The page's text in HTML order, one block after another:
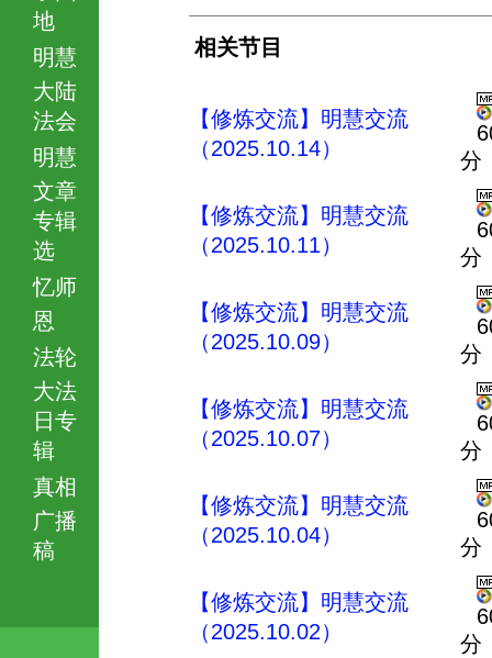
地
明慧
大陆
法会
明慧
文章
专辑
选
忆师
恩
法轮
大法
日专
辑
真相
广播
稿
相关节目
【修炼交流】明慧交流
（2025.10.14）
分
【修炼交流】明慧交流
（2025.10.11）
分
【修炼交流】明慧交流
（2025.10.09）
分
【修炼交流】明慧交流
（2025.10.07）
分
【修炼交流】明慧交流
（2025.10.04）
分
【修炼交流】明慧交流
（2025.10.02）
分